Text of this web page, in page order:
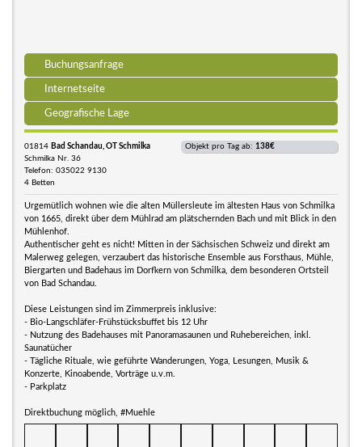
Buchungsanfrage
Internetseite
Geografische Lage
01814 Bad Schandau, OT Schmilka
Schmilka Nr. 36
Telefon: 035022 9130
4 Betten
Objekt pro Tag ab: 138€
Urgemütlich wohnen wie die alten Müllersleute im ältesten Haus von Schmilka
von 1665, direkt über dem Mühlrad am plätschernden Bach und mit Blick in den
Mühlenhof.
Authentischer geht es nicht! Mitten in der Sächsischen Schweiz und direkt am
Malerweg gelegen, verzaubert das historische Ensemble aus Forsthaus, Mühle,
Biergarten und Badehaus im Dorfkern von Schmilka, dem besonderen Ortsteil
von Bad Schandau.
Diese Leistungen sind im Zimmerpreis inklusive:
- Bio-Langschläfer-Frühstücksbuffet bis 12 Uhr
- Nutzung des Badehauses mit Panoramasaunen und Ruhebereichen, inkl.
Saunatücher
- Tägliche Rituale, wie geführte Wanderungen, Yoga, Lesungen, Musik &
Konzerte, Kinoabende, Vorträge u.v.m.
- Parkplatz
Direktbuchung möglich, #Muehle